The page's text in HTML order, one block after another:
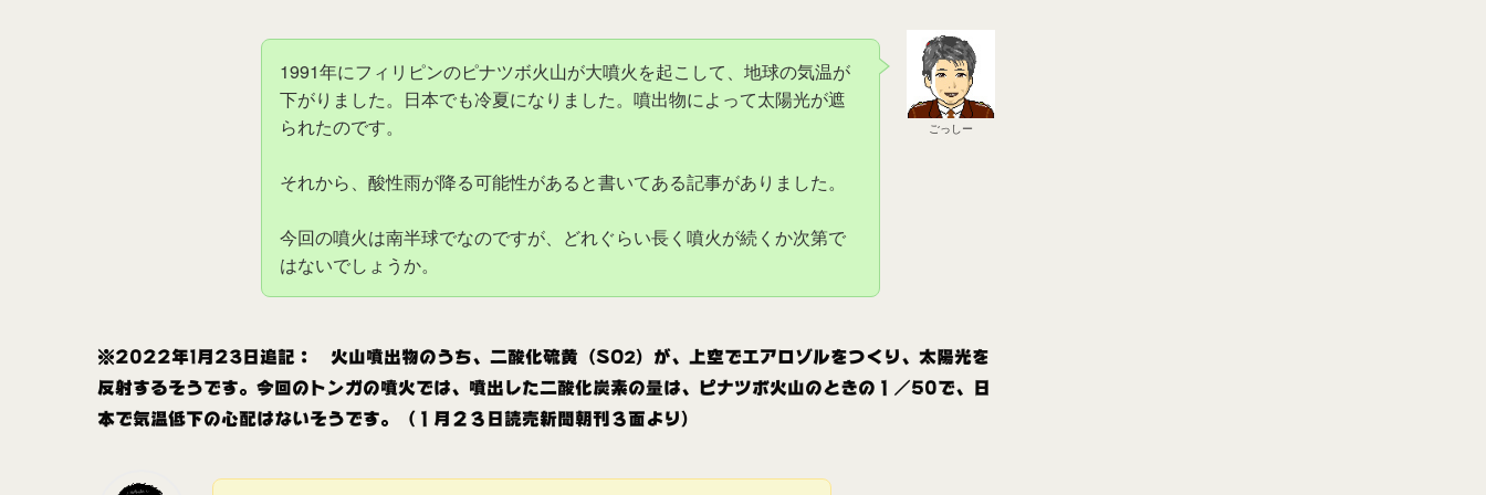
ごっしー
1991年にフィリピンのピナツボ火山が大噴火を起こして、地球の気温が
下がりました。日本でも冷夏になりました。噴出物によって太陽光が遮
られたのです。
それから、酸性雨が降る可能性があると書いてある記事がありました。
今回の噴火は南半球でなのですが、どれぐらい長く噴火が続くか次第で
はないでしょうか。
※2022年1月23日追記： 火山噴出物のうち、二酸化硫黄（SO2）が、上空でエアロゾルをつくり、太陽光を
反射するそうです。今回のトンガの噴火では、噴出した二酸化炭素の量は、ピナツボ火山のときの１／50で、日
本で気温低下の心配はないそうです。（１月２３日読売新聞朝刊３面より）